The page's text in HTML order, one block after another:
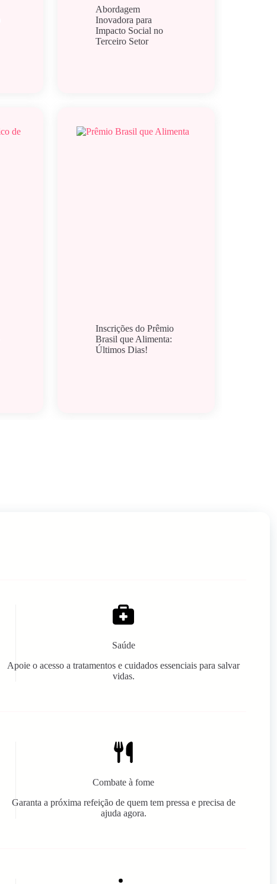
Abordagem
Inovadora para
Impacto Social no
Terceiro Setor
Inscrições do Prêmio
Brasil que Alimenta:
Últimos Dias!
Saúde
Apoie o acesso a tratamentos e cuidados essenciais para salvar
vidas.
Combate à fome
Garanta a próxima refeição de quem tem pressa e precisa de
ajuda agora.